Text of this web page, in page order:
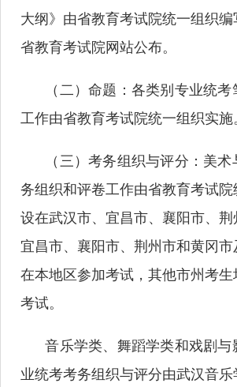
大纲》由省教育考试院统一组织
省教育考试院网站公布。
（二）命题：各类别专业统考
工作由省教育考试院统一组织实施。
（三）考务组织与评分：美术
务组织和评卷工作由省教育考试
设在武汉市、宜昌市、襄阳市、荆
宜昌市、襄阳市、荆州市和黄冈
在本地区参加考试，其他市州考
考试。
音乐学类、舞蹈学类和戏剧与
业统考考务组织与评分由武汉音乐